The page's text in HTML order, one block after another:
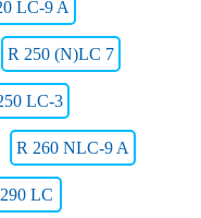
LC-9 A
R 250 (N)LC 7
LC-3
R 260 NLC-9 A
LC